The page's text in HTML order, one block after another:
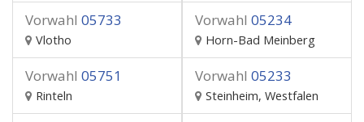
Vorwahl 05733
Vlotho
Vorwahl 05234
Horn-Bad Meinberg
Vorwahl 05751
Rinteln
Vorwahl 05233
Steinheim, Westfalen